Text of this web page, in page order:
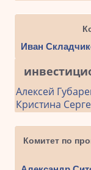
Иван
Алексей
Кристина
Комитет по